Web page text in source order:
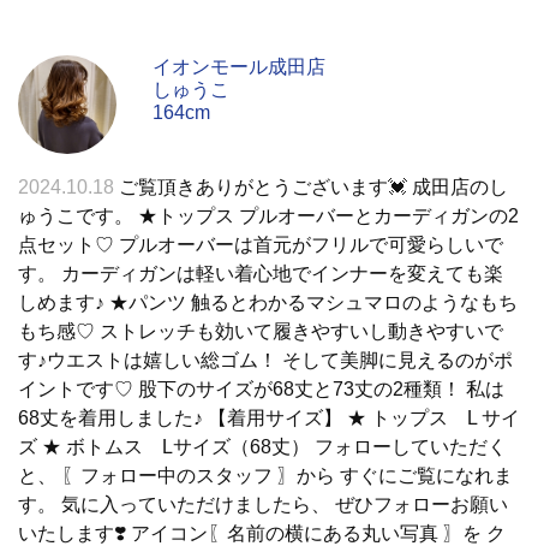
イオンモール成田店
しゅうこ
164cm
2024.10.18 ご覧頂きありがとうございます💓 成田店のし
ゅうこです。 ★トップス プルオーバーとカーディガンの2
点セット♡ プルオーバーは首元がフリルで可愛らしいで
す。 カーディガンは軽い着心地でインナーを変えても楽
しめます♪ ★パンツ 触るとわかるマシュマロのようなもち
もち感♡ ストレッチも効いて履きやすいし動きやすいで
す♪ウエストは嬉しい総ゴム！ そして美脚に見えるのがポ
イントです♡ 股下のサイズが68丈と73丈の2種類！ 私は
68丈を着用しました♪ 【着用サイズ】 ★ トップス L サイ
ズ ★ ボトムス Lサイズ（68丈） フォローしていただく
と、 〖フォロー中のスタッフ 〗から すぐにご覧になれま
す。 気に入っていただけましたら、 ぜひフォローお願い
いたします❣️ アイコン〖名前の横にある丸い写真 〗を ク